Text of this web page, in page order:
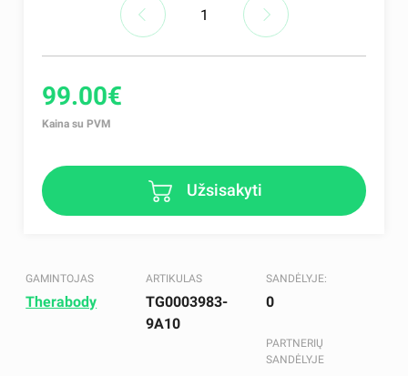
99.00€
Kaina su PVM
Užsisakyti
GAMINTOJAS
Therabody
ARTIKULAS
TG0003983-
9A10
SANDĖLYJE:
0
PARTNERIŲ
SANDĖLYJE